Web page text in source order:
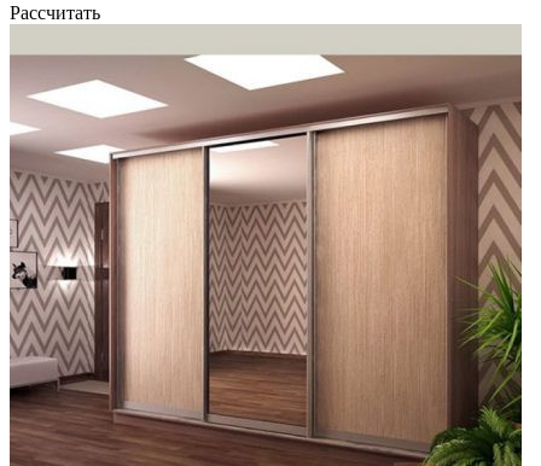
Рассчитать